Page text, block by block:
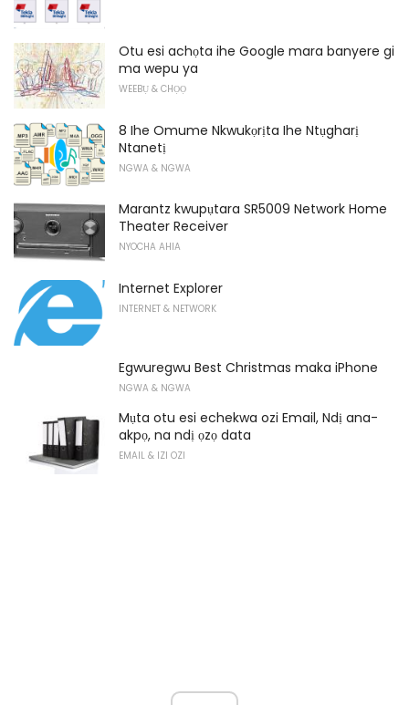
Otu esi achọta ihe Google mara banyere gi
ma wepu ya
WEEBỤ & CHỌỌ
8 Ihe Omume Nkwukọrịta Ihe Ntụgharị
Ntanetị
NGWA & NGWA
Marantz kwupụtara SR5009 Network Home
Theater Receiver
NYOCHA AHIA
Internet Explorer
INTERNET & NETWORK
Egwuregwu Best Christmas maka iPhone
NGWA & NGWA
Mụta otu esi echekwa ozi Email, Ndị ana-
akpọ, na ndị ọzọ data
EMAIL & IZI OZI